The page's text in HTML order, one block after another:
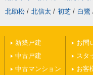
北助松 / 北信太 / 初芝 / 白鷺
新築戸建
中古戸建
中古マンション
お問
スタ
お客